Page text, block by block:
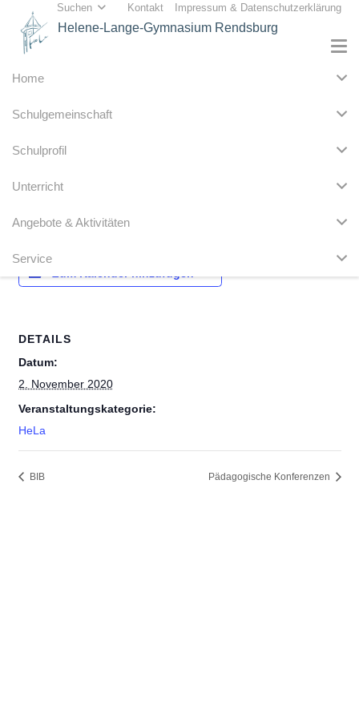
Suchen Kontakt Impressum & Datenschutzerklärung
Helene-Lange-Gymnasium Rendsburg
Home
Schulgemeinschaft
Schulprofil
Unterricht
Angebote & Aktivitäten
Service
Schulentwicklungstag
DETAILS
Datum:
2. November 2020
Veranstaltungskategorie:
HeLa
BIB Pädagogische Konferenzen